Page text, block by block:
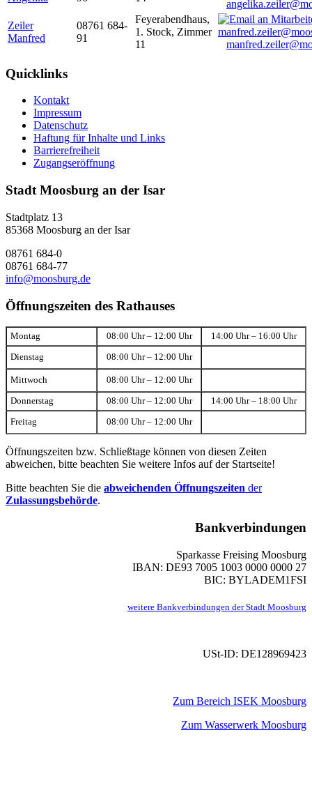
Zeiler
Manfred
08761 684-
91
Feyerabendhaus,
1. Stock, Zimmer
11
Quicklinks
Kontakt
Impressum
Datenschutz
Haftung für Inhalte und Links
Barrierefreiheit
Zugangseröffnung
Stadt Moosburg an der Isar
Stadtplatz 13
85368 Moosburg an der Isar
08761 684-0
08761 684-77
info@moosburg.de
Öffnungszeiten des Rathauses
Montag 08:00 Uhr – 12:00 Uhr 14:00 Uhr – 16:00 Uhr
Dienstag 08:00 Uhr – 12:00 Uhr
Mittwoch 08:00 Uhr – 12:00 Uhr
Donnerstag 08:00 Uhr – 12:00 Uhr 14:00 Uhr – 18:00 Uhr
Freitag 08:00 Uhr – 12:00 Uhr
Öffnungszeiten bzw. Schließtage können von diesen Zeiten
abweichen, bitte beachten Sie weitere Infos auf der Startseite!
Bitte beachten Sie die abweichenden Öffnungszeiten der
Zulassungsbehörde.
Bankverbindungen
Sparkasse Freising Moosburg
IBAN: DE93 7005 1003 0000 0000 27
BIC: BYLADEM1FSI
weitere Bankverbindungen der Stadt Moosburg
USt-ID: DE128969423
Zum Bereich ISEK Moosburg
Zum Wasserwerk Moosburg